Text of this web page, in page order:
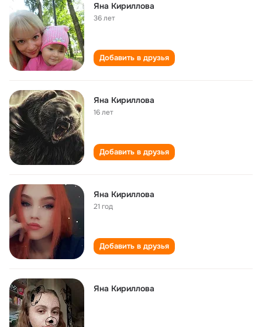
Яна Кириллова
36 лет
Добавить в друзья
Яна Кириллова
16 лет
Добавить в друзья
Яна Кириллова
21 год
Добавить в друзья
Яна Кириллова